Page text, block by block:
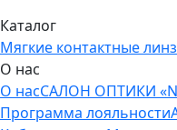
Каталог
Мягкие контактные
О нас
О насСАЛОН ОПТИКИ
Программа лояльности